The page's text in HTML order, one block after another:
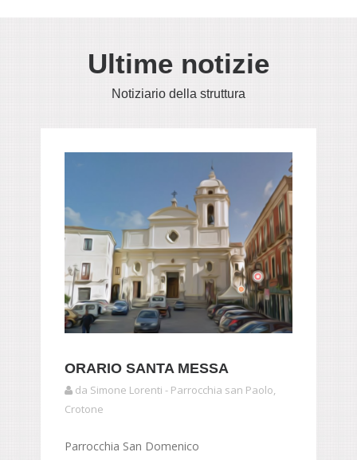
Ultime notizie
Notiziario della struttura
ORARIO SANTA MESSA
da Simone Lorenti - Parrocchia san Paolo,
Crotone
Parrocchia San Domenico